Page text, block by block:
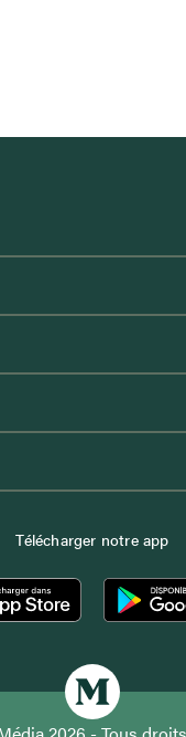
Télécharger notre app